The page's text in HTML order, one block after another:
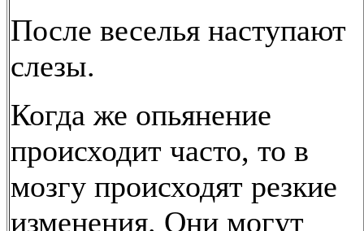
После веселья наступают
слезы.
Когда же опьянение
происходит часто, то в
мозгу происходят резкие
изменения. Они могут